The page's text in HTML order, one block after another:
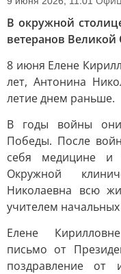
В окружной
ветеранов
8 июня Елене
лет, Антонина
летие днем раньше.
В годы войны они
Победы. После
себя медицине и
Окружной
Николаевна всю
учителем начальных
Елене
письмо от
поздравление от